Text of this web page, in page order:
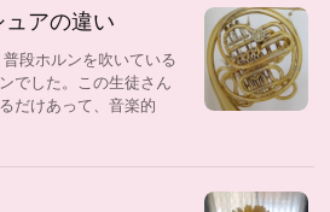
アの違い
段ホルンを吹いている
でした。この生徒さん
だけあって、音楽的
t
i
o
n